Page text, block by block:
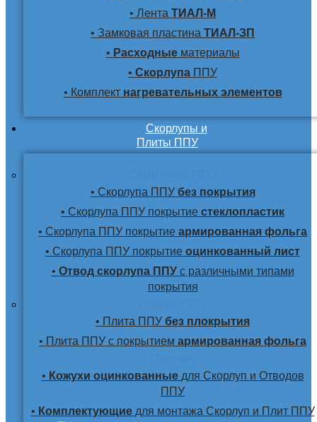
• Лента ТИАЛ-М
• Замковая пластина ТИАЛ-ЗП
• Расходныематериалы
• Скорлупа ППУ
• Комплектнагревательных элементов
Скорлупы и
Плиты ППУ
• Скорлупа ППУбез покрытия
• Скорлупа ППУ покрытие стеклопластик
• Скорлупа ППУ покрытие армированная фольга
• Скорлупа ППУ покрытие оцинкованный лист
• Отвод скорлупа ППУс различными типами
покрытия
• Плита ППУ без плокрытия
• Плита ППУ с покрытием армированная фольга
• Кожухи оцинкованные для Скорлуп и Отводов
ППУ
• Комплектующие для монтажа Скорлуп и Плит ППУ